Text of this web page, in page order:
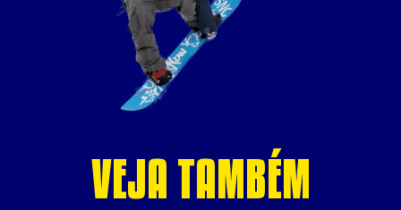
VEJA TAMBÉM